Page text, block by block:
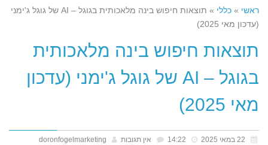
ראשי » כללי »
תוצאות חיפוש בינה מלאכותית בגוגל – AI של גוגל ג'ימני
(עדכון מאי 2025)
תוצאות חיפוש בינה מלאכותית
בגוגל – AI של גוגל ג'ימני (עדכון
מאי 2025)
אין תגובות doronfogelmarketing